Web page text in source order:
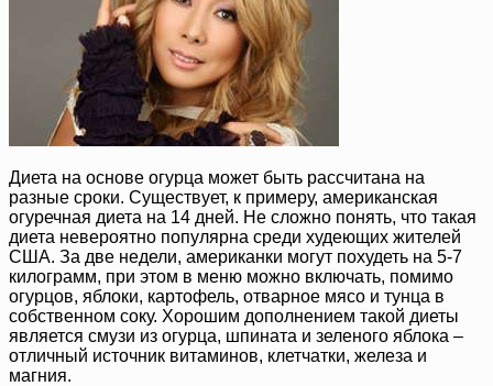
Диета на основе огурца может быть рассчитана на
разные сроки. Существует, к примеру, американская
огуречная диета на 14 дней. Не сложно понять, что такая
диета невероятно популярна среди худеющих жителей
США. За две недели, американки могут похудеть на 5-7
килограмм, при этом в меню можно включать, помимо
огурцов, яблоки, картофель, отварное мясо и тунца в
собственном соку. Хорошим дополнением такой диеты
является смузи из огурца, шпината и зеленого яблока –
отличный источник витаминов, клетчатки, железа и
магния.